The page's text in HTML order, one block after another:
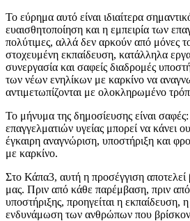
Το εύρημα αυτό είναι ιδιαίτερα
ευαισθητοποίηση και η εμπειρία των
πολύτιμες, αλλά δεν αρκούν από μόνες
στοχευμένη εκπαίδευση, κατάλληλα
συνεργασία και σαφείς διαδρομές
των νέων ενηλίκων με καρκίνο να
αντιμετωπίζονται με ολοκληρωμένο
Το μήνυμα της δημοσίευσης είναι
επαγγελματιών υγείας μπορεί να κάνει
έγκαιρη αναγνώριση, υποστήριξη και
με καρκίνο.
Στο Κάπα3, αυτή η προσέγγιση αποτελεί
μας. Πριν από κάθε παρέμβαση, πριν
υποστήριξης, προηγείται η εκπαίδευση,
ενδυνάμωση των ανθρώπων που